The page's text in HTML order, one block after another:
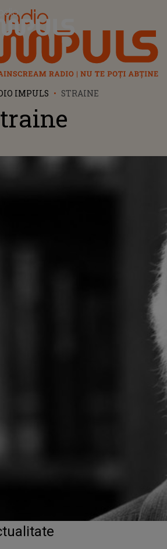
Impuls
IMPULS STRAINE